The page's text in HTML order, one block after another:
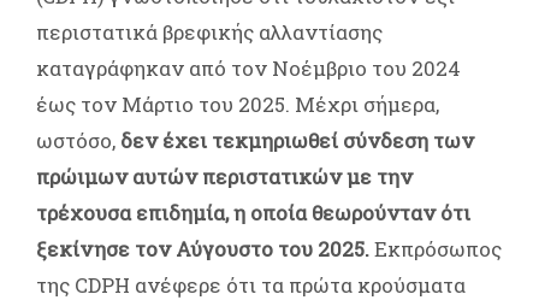
περιστατικά βρεφικής αλλαντίασης
καταγράφηκαν από τον Νοέμβριο του 2024
έως τον Μάρτιο του 2025. Μέχρι σήμερα,
ωστόσο, δεν έχει τεκμηριωθεί σύνδεση των
πρώιμων αυτών περιστατικών με την
τρέχουσα επιδημία, η οποία θεωρούνταν ότι
ξεκίνησε τον Αύγουστο του 2025.Εκπρόσωπος
της CDPH ανέφερε ότι τα πρώτα κρούσματα